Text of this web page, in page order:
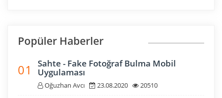
Popüler Haberler
0 1 Sahte - Fake Fotoğraf Bulma Mobil
Uygulaması
Oğuzhan Avcı 23.08.2020 20510